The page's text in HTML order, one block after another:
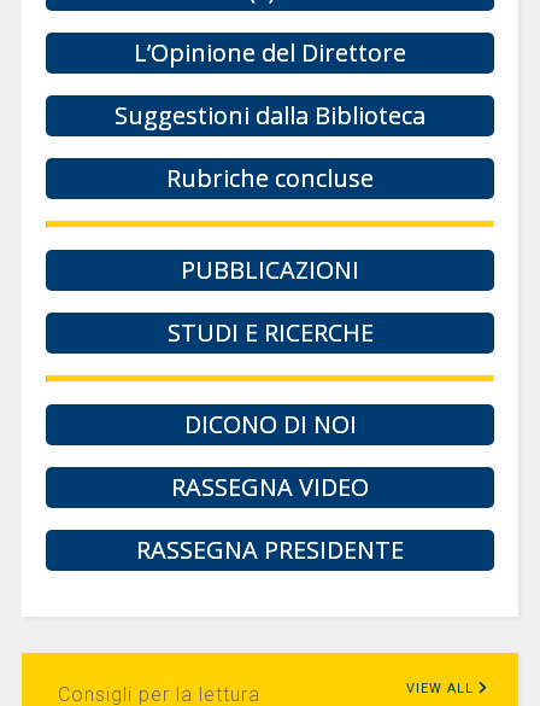
L’Opinione del Direttore
Suggestioni dalla Biblioteca
Rubriche concluse
PUBBLICAZIONI
STUDI E RICERCHE
DICONO DI NOI
RASSEGNA VIDEO
RASSEGNA PRESIDENTE
Consigli per la lettura VIEW ALL